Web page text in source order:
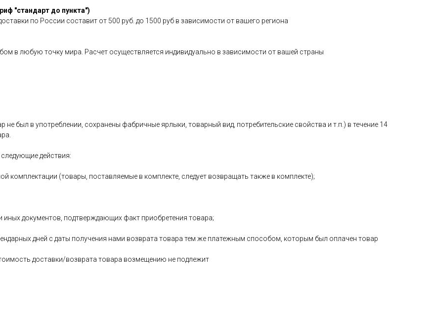
"стандарт до пункта")
по России составит от 500 руб. до 1500 руб в зависимости от вашего региона
в любую точку мира. Расчет осуществляется индивидуально в зависимости от вашей страны
не был в употреблении, сохранены фабричные ярлыки, товарный вид, потребительские свойства и т.п.) в течение 14
действия:
комплектации (товары, поставляемые в комплекте, следует возвращать также в комплекте);
документов, подтверждающих факт приобретения товара;
дней с даты получения нами возврата товара тем же платежным способом, которым был оплачен товар
доставки/возврата товара возмещению не подлежит